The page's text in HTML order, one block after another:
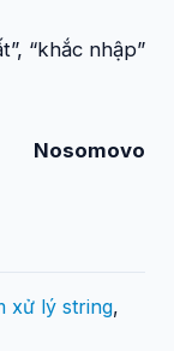
“khắc nhập”
Nosomovo
xử lý string,